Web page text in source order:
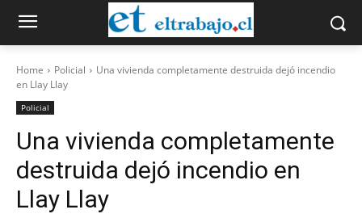
Home Policial
Una vivienda completamente destruida dejó incendio
en Llay Llay
Policial
Una vivienda completamente
destruida dejó incendio en
Llay Llay